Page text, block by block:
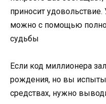
приносит
можно с помощью
судьбы
Если код миллионера
рождения, но вы
средствах, нужно